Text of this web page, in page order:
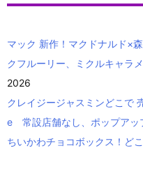
マック 新作！マクドナルド×
クフルーリー、ミクルキャラ
2026
クレイジージャスミンどこで
e 常設店舗なし、ポップアッ
ちいかわチョコボックス！ど